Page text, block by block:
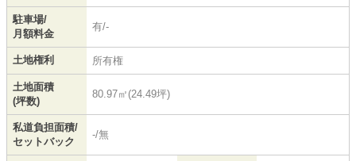
駐車場/
月額料金
有/-
土地権利 所有権
土地面積
(坪数)
80.97㎡(24.49坪)
私道負担面積/
セットバック
-/無